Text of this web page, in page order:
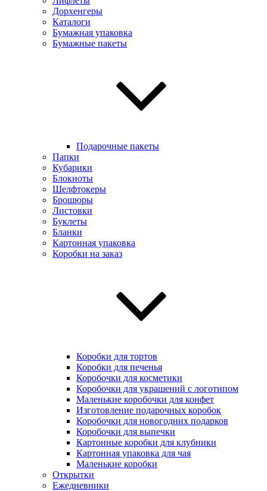
Дорхенгеры
Каталоги
Бумажная упаковка
Бумажные пакеты
Подарочные пакеты
Папки
Кубарики
Блокноты
Шелфтокеры
Брошюры
Листовки
Буклеты
Бланки
Картонная упаковка
Коробки на заказ
Коробки для тортов
Коробки для печенья
Коробочки для косметики
Коробочки для украшений с логотипом
Маленькие коробочки для конфет
Изготовление подарочных коробок
Коробочки для новогодних подарков
Коробочки для выпечки
Картонные коробки для клубники
Картонная упаковка для чая
Маленькие коробки
Открытки
Ежедневники